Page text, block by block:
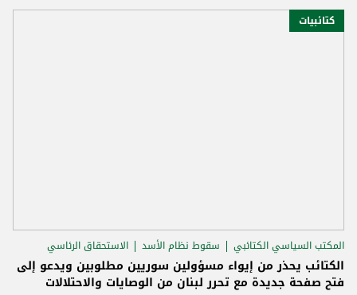
كتائبيات
المكتب السياسي الكتائبي سقوط نظام الأسد الاستحقاق الرئاسي
الكتائب يحذر من إيواء مسؤولين سوريين مطلوبين ويدعو إلى
فتح صفحة جديدة مع تحرر لبنان من الوصايات والاحتلالات